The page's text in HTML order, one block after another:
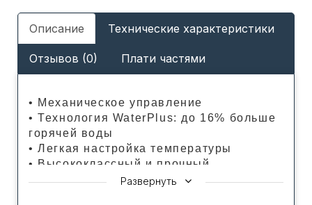
Описание Технические характеристики
Отзывов (0) Плати частями
• Механическое управление
• Технология WaterPlus: до 16% больше
горячей воды
• Легкая настройка температуры
• Высококлассный и прочный
изоляционный материал (полиуретан)
Развернуть